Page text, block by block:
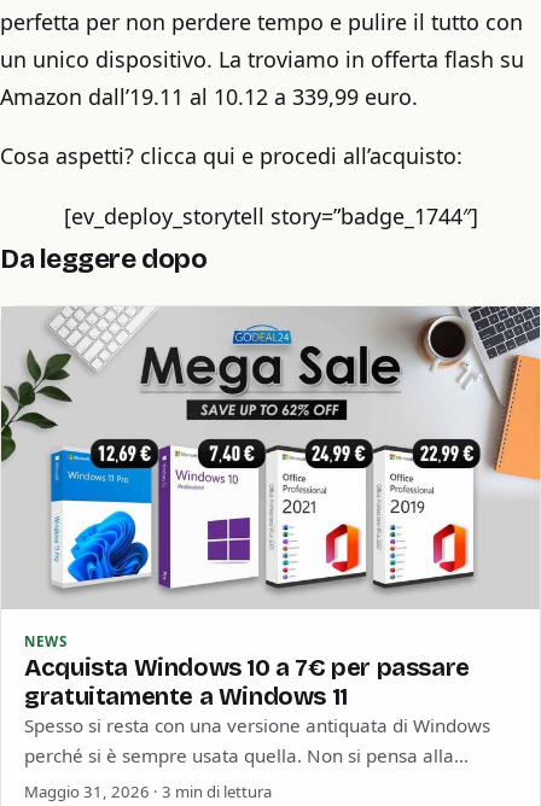
perfetta per non perdere tempo e pulire il tutto con
un unico dispositivo. La troviamo in offerta flash su
Amazon dall’19.11 al 10.12 a 339,99 euro.
Cosa aspetti? clicca qui e procedi all’acquisto:
[ev_deploy_storytell story=”badge_1744″]
Da leggere dopo
NEWS
Acquista Windows 10 a 7€ per passare
gratuitamente a Windows 11
Spesso si resta con una versione antiquata di Windows
perché si è sempre usata quella. Non si pensa alla
sicurezza informatica o…
Maggio 31, 2026 · 3 min di lettura